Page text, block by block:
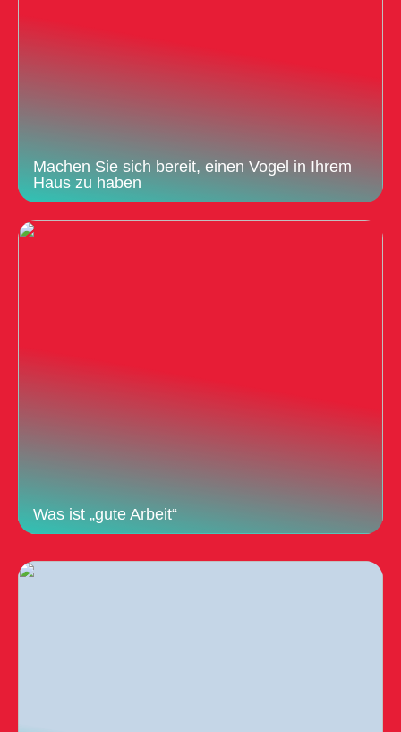
Machen Sie sich bereit, einen Vogel in Ihrem
Haus zu haben
Was ist „gute Arbeit“